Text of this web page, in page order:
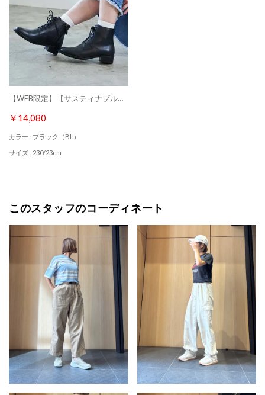
【WEB限定】【サスティナブルシリーズ】レースアップショートブーツ （ブラック）
￥14,080
カラー : ブラック（BL）
サイズ : 230/23cm
このスタッフのコーディネート